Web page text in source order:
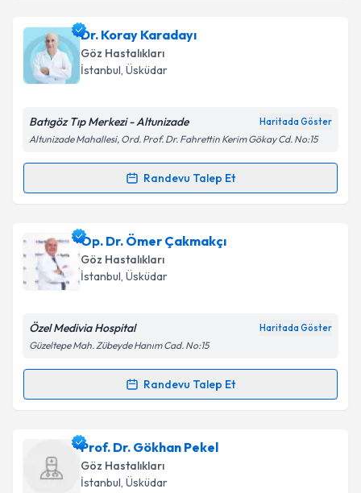
kapsamda işlenmesini kabul ediyorum.
Takvim Talebini Gönder
Op. Dr. Burcu Tanrıverdi Güner
takvimi talebi oluşturun. Size bu uzmandan randevu
almanız için bir takvim hazırlandığında e-posta ile
bilgilendireceğiz.
Kişisel verilerimin işlenmesine ilişkinAydınlatma
kapsamda işlenmesini kabul ediyorum.
Takvim Talebini Gönder
Dr. Koray Karadayı
Göz Hastalıkları
İstanbul, Üsküdar
Batıgöz Tıp Merkezi - Altunizade Haritada Göster
Altunizade Mahallesi, Ord. Prof. Dr. Fahrettin Kerim Gökay Cd. No:15
Randevu Talep Et
Randevu Takvimi Talebi
Dr. Koray Karadayıiçin randevu takvimi talebi
oluşturun. Size bu uzmandan randevu almanız için bir
takvim hazırlandığında e-posta ile bilgilendireceğiz.
Kişisel verilerimin işlenmesine ilişkin
Metni'ni okudum ve kişisel verilerimin belirtilen
Takvim Talebini Gönder
Op. Dr. Ömer Çakmakçı
Göz Hastalıkları
İstanbul, Üsküdar
Özel Medivia Hospital Haritada Göster
Güzeltepe Mah. Zübeyde Hanım Cad. No:15
Randevu Talep Et
Randevu Takvimi Talebi
Op. Dr. Ömer Çakmakçıiçin randevu takvimi talebi
oluşturun. Size bu uzmandan randevu almanız için bir
takvim hazırlandığında e-posta ile bilgilendireceğiz.
Prof. Dr. Gökhan Pekel
Göz Hastalıkları
İstanbul, Üsküdar